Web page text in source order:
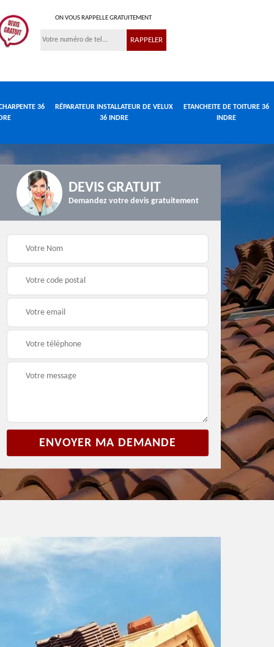
ON VOUS RAPPELLE GRATUITEMENT
36
RÉPARATEUR INSTALLATEUR DE VELUX
36 INDRE
ETANCHEITE DE TOITURE 36
INDRE
Travaux de charpente
36 Indre
Réparateur
DEVIS GRATUIT
Demandez votre devis gratuitement